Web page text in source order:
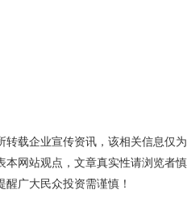
转载企业宣传资讯，该相关信息仅为
本网站观点，文章真实性请浏览者慎
广大民众投资需谨慎！